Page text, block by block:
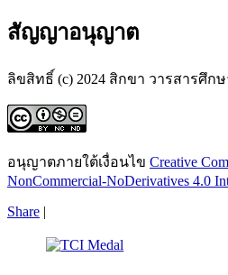
สัญญาอนุญาต
ลิขสิทธิ์ (c) 2024 สิกขา วารสารศึก
อนุญาตภายใต้เงื่อนไข Creative
NonCommercial-NoDerivatives 4.0
Share |